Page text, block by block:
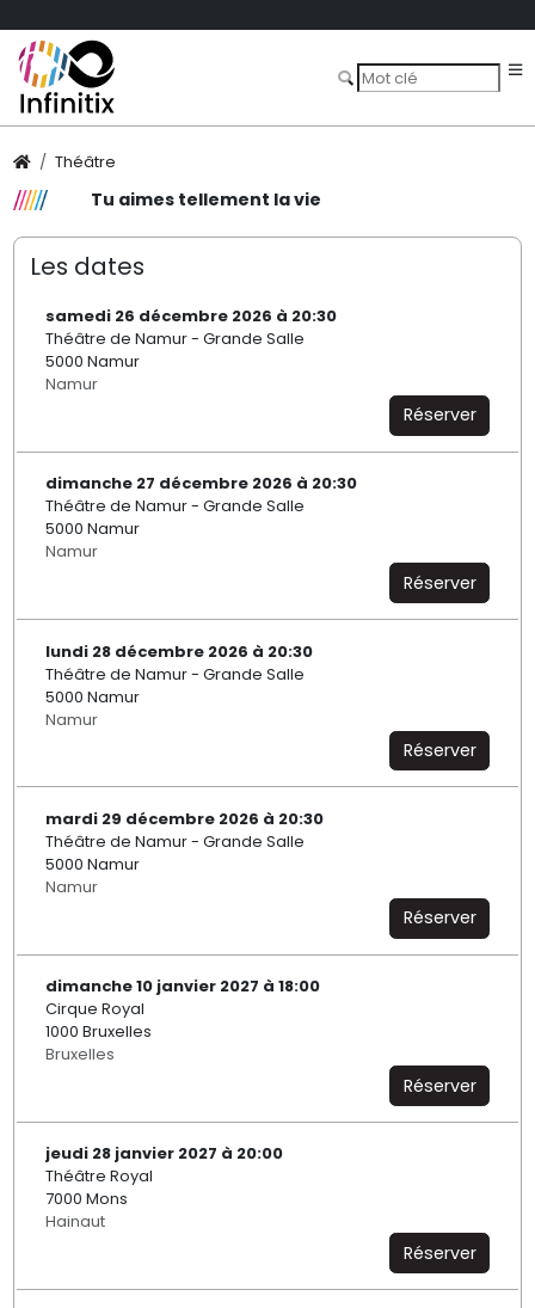
Théâtre
Tu aimes tellement la vie
Les dates
samedi 26 décembre 2026 à 20:30
Théâtre de Namur - Grande Salle
5000 Namur
Namur
Réserver
dimanche 27 décembre 2026 à 20:30
Théâtre de Namur - Grande Salle
5000 Namur
Namur
Réserver
lundi 28 décembre 2026 à 20:30
Théâtre de Namur - Grande Salle
5000 Namur
Namur
Réserver
mardi 29 décembre 2026 à 20:30
Théâtre de Namur - Grande Salle
5000 Namur
Namur
Réserver
dimanche 10 janvier 2027 à 18:00
Cirque Royal
1000 Bruxelles
Bruxelles
Réserver
jeudi 28 janvier 2027 à 20:00
Théâtre Royal
7000 Mons
Hainaut
Réserver